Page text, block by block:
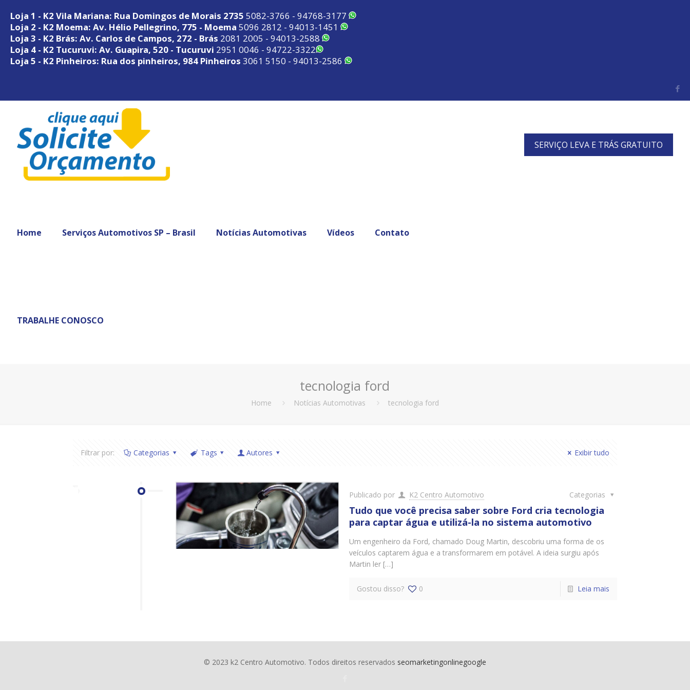
Loja 1 - K2 Vila Mariana: Rua Domingos de Morais 2735 5082-3766 - 94768-3177
Loja 2 - K2 Moema: Av. Hélio Pellegrino, 775 - Moema 5096 2812 - 94013-1451
Loja 3 - K2 Brás: Av. Carlos de Campos, 272 - Brás 2081 2005 - 94013-2588
Loja 4 - K2 Tucuruvi: Av. Guapira, 520 - Tucuruvi 2951 0046 - 94722-3322
Loja 5 - K2 Pinheiros: Rua dos pinheiros, 984 Pinheiros 3061 5150 - 94013-2586
Home Serviços Automotivos SP – Brasil Notícias Automotivas Vídeos Contato
TRABALHE CONOSCO
SERVIÇO LEVA E TRÁS GRATUITO
tecnologia ford
Home Notícias Automotivas tecnologia ford
Filtrar por: Categorias Tags Autores Exibir tudo
Publicado por K2 Centro Automotivo Categorias
Tudo que você precisa saber sobre Ford cria tecnologia
para captar água e utilizá-la no sistema automotivo
Um engenheiro da Ford, chamado Doug Martin, descobriu uma forma de os
veículos captarem água e a transformarem em potável. A ideia surgiu após
Martin ler […]
Gostou disso? 0 Leia mais
© 2023 k2 Centro Automotivo. Todos direitos reservados seomarketingonlinegoogle